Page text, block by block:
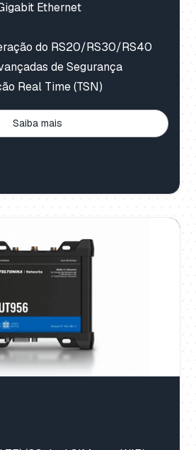
Ethernet
do RS20/RS30/RS40
de Segurança
Real Time (TSN)
Saiba mais